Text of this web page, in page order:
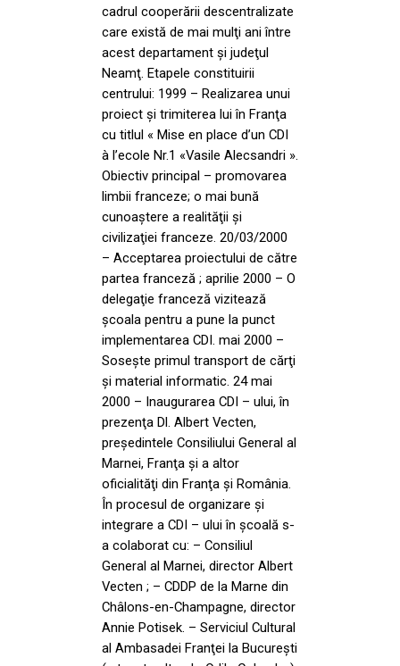
cadrul cooperării descentralizate
care există de mai mulţi ani între
acest departament şi judeţul
Neamţ. Etapele constituirii
centrului: 1999 – Realizarea unui
proiect şi trimiterea lui în Franţa
cu titlul « Mise en place d’un CDI
à l’ecole Nr.1 «Vasile Alecsandri ».
Obiectiv principal – promovarea
limbii franceze; o mai bună
cunoaştere a realităţii şi
civilizaţiei franceze. 20/03/2000
– Acceptarea proiectului de către
partea franceză ; aprilie 2000 – O
delegaţie franceză vizitează
şcoala pentru a pune la punct
implementarea CDI. mai 2000 –
Soseşte primul transport de cărţi
şi material informatic. 24 mai
2000 – Inaugurarea CDI – ului, în
prezenţa Dl. Albert Vecten,
preşedintele Consiliului General al
Marnei, Franţa şi a altor
oficialităţi din Franţa şi România.
În procesul de organizare şi
integrare a CDI – ului în şcoală s-
a colaborat cu: – Consiliul
General al Marnei, director Albert
Vecten ; – CDDP de la Marne din
Châlons-en-Champagne, director
Annie Potisek. – Serviciul Cultural
al Ambasadei Franţei la Bucureşti